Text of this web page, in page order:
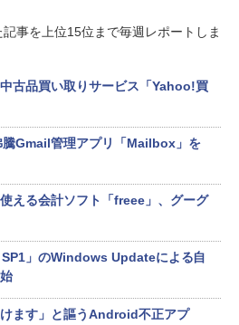
事を上位15位まで毎週レポートしま
古品買い取りサービス「Yahoo!買
Gmail管理アプリ「Mailbox」を
える会計ソフト「freee」、グーグ
」のWindows Updateによる自
けます」と謳うAndroid不正アプ